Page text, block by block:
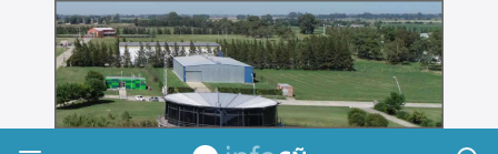
InfoCañuelas